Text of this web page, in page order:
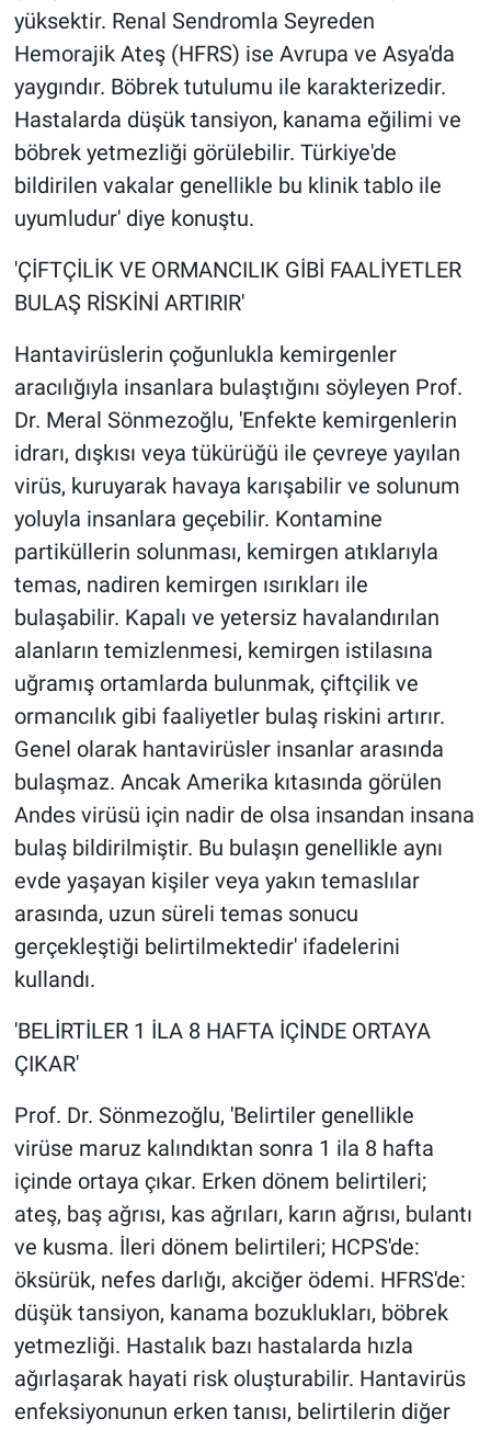
yüksektir. Renal Sendromla Seyreden
Hemorajik Ateş (HFRS) ise Avrupa ve Asya'da
yaygındır. Böbrek tutulumu ile karakterizedir.
Hastalarda düşük tansiyon, kanama eğilimi ve
böbrek yetmezliği görülebilir. Türkiye'de
bildirilen vakalar genellikle bu klinik tablo ile
uyumludur' diye konuştu.
'ÇİFTÇİLİK VE ORMANCILIK GİBİ FAALİYETLER
BULAŞ RİSKİNİ ARTIRIR'
Hantavirüslerin çoğunlukla kemirgenler
aracılığıyla insanlara bulaştığını söyleyen Prof.
Dr. Meral Sönmezoğlu, 'Enfekte kemirgenlerin
idrarı, dışkısı veya tükürüğü ile çevreye yayılan
virüs, kuruyarak havaya karışabilir ve solunum
yoluyla insanlara geçebilir. Kontamine
partiküllerin solunması, kemirgen atıklarıyla
temas, nadiren kemirgen ısırıkları ile
bulaşabilir. Kapalı ve yetersiz havalandırılan
alanların temizlenmesi, kemirgen istilasına
uğramış ortamlarda bulunmak, çiftçilik ve
ormancılık gibi faaliyetler bulaş riskini artırır.
Genel olarak hantavirüsler insanlar arasında
bulaşmaz. Ancak Amerika kıtasında görülen
Andes virüsü için nadir de olsa insandan insana
bulaş bildirilmiştir. Bu bulaşın genellikle aynı
evde yaşayan kişiler veya yakın temaslılar
arasında, uzun süreli temas sonucu
gerçekleştiği belirtilmektedir' ifadelerini
kullandı.
'BELİRTİLER 1 İLA 8 HAFTA İÇİNDE ORTAYA
ÇIKAR'
Prof. Dr. Sönmezoğlu, 'Belirtiler genellikle
virüse maruz kalındıktan sonra 1 ila 8 hafta
içinde ortaya çıkar. Erken dönem belirtileri;
ateş, baş ağrısı, kas ağrıları, karın ağrısı, bulantı
ve kusma. İleri dönem belirtileri; HCPS'de:
öksürük, nefes darlığı, akciğer ödemi. HFRS'de:
düşük tansiyon, kanama bozuklukları, böbrek
yetmezliği. Hastalık bazı hastalarda hızla
ağırlaşarak hayati risk oluşturabilir. Hantavirüs
enfeksiyonunun erken tanısı, belirtilerin diğer